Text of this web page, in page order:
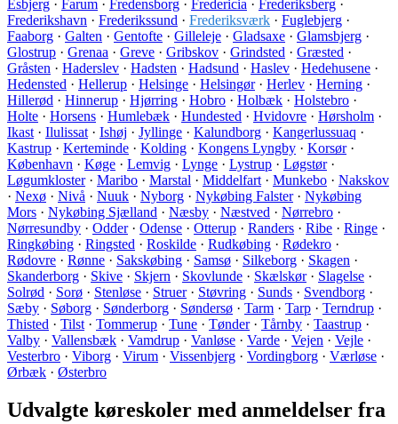
Esbjerg · Farum · Fredensborg · Fredericia · Frederiksberg ·
Frederikshavn · Frederikssund · Frederiksværk · Fuglebjerg ·
Faaborg · Galten · Gentofte · Gilleleje · Gladsaxe · Glamsbjerg ·
Glostrup · Grenaa · Greve · Gribskov · Grindsted · Græsted ·
Gråsten · Haderslev · Hadsten · Hadsund · Haslev · Hedehusene ·
Hedensted · Hellerup · Helsinge · Helsingør· Herlev · Herning ·
Hillerød · Hinnerup · Hjørring · Hobro · Holbæk · Holstebro ·
Holte · Horsens · Humlebæk · Hundested · Hvidovre · Hørsholm ·
Ikast · Ilulissat · Ishøj · Jyllinge · Kalundborg · Kangerlussuaq ·
Kastrup · Kerteminde · Kolding · Kongens Lyngby · Korsør·
København · Køge · Lemvig · Lynge · Lystrup · Løgstør·
Løgumkloster· Maribo · Marstal · Middelfart · Munkebo · Nakskov
· Nexø · Nivå · Nuuk · Nyborg · Nykøbing Falster· Nykøbing
Mors · Nykøbing Sjælland · Næsby · Næstved · Nørrebro ·
Nørresundby · Odder· Odense · Otterup · Randers · Ribe · Ringe ·
Ringkøbing · Ringsted · Roskilde · Rudkøbing · Rødekro ·
Rødovre · Rønne · Sakskøbing · Samsø · Silkeborg · Skagen ·
Skanderborg · Skive · Skjern · Skovlunde · Skælskør· Slagelse ·
Solrød · Sorø · Stenløse · Struer· Støvring · Sunds · Svendborg ·
Sæby · Søborg · Sønderborg · Søndersø · Tarm · Tarp · Terndrup ·
Thisted · Tilst · Tommerup · Tune · Tønder· Tårnby · Taastrup ·
Valby · Vallensbæk · Vamdrup · Vanløse · Varde · Vejen · Vejle ·
Vesterbro · Viborg · Virum · Vissenbjerg · Vordingborg · Værløse ·
Ørbæk · Østerbro
Udvalgte køreskoler med anmeldelser fra